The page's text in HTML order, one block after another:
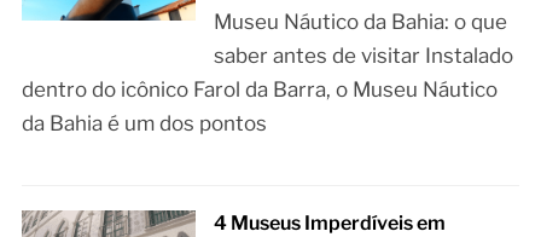
Museu Náutico da Bahia: o que
saber antes de visitar Instalado
dentro do icônico Farol da Barra, o Museu Náutico
da Bahia é um dos pontos
4 Museus Imperdíveis em